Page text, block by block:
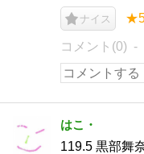
ナイス
コメント(0)
はこ・
119.5 黒部舞